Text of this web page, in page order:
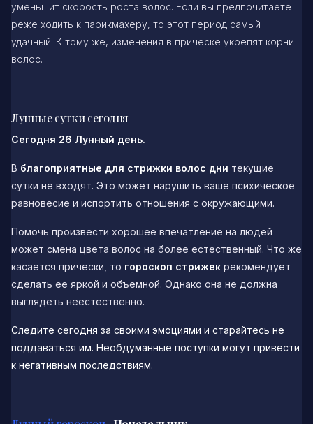
уменьшит скорость роста волос. Если вы предпочитаете
реже ходить к парикмахеру, то этот период самый
удачный. К тому же, изменения в прическе укрепят корни
волос.
Лунные сутки сегодня
Сегодня 26 Лунный день.
В благоприятные для стрижки волос дни текущие
сутки не входят. Это может нарушить ваше психическое
равновесие и испортить отношения с окружающими.
Помочь произвести хорошее впечатление на людей
может смена цвета волос на более естественный. Что же
касается прически, то гороскоп стрижек рекомендует
сделать ее яркой и объемной. Однако она не должна
выглядеть неестественно.
Следите сегодня за своими эмоциями и старайтесь не
поддаваться им. Необдуманные поступки могут привести
к негативным последствиям.